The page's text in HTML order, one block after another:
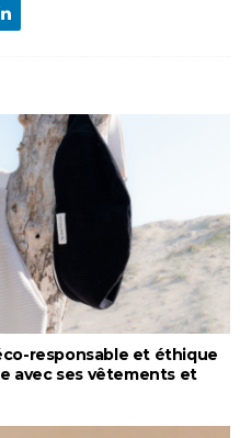
responsable et éthique
avec ses vêtements et